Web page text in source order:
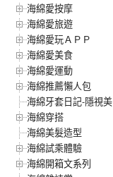
海綿愛按摩
海綿愛旅遊
海綿愛玩ＡＰＰ
海綿愛美食
海綿愛運動
海綿推薦懶人包
海綿牙套日記-隱視美
海綿穿搭
海綿美髮造型
海綿試乘體驗
海綿開箱文系列